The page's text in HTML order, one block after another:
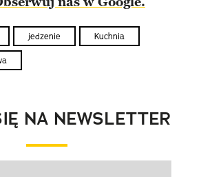
jedzenie Kuchnia
NA NEWSLETTER